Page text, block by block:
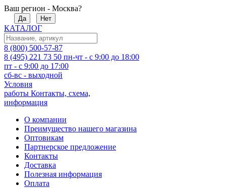
Ваш регион - Москва?
Да Нет
КАТАЛОГ
8 (800) 500-57-87
8 (495) 221 73 50 пн-чт - с 9:00 до 18:00
пт - с 9:00 до 17:00
сб-вс - выходной
Условия
работы Контакты, схема,
информация
О компании
Преимущество нашего магазина
Оптовикам
Партнерское предложение
Контакты
Доставка
Полезная информация
Оплата